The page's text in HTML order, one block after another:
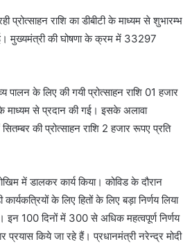
प्रोत्साहन राशि का डीबीटी के माध्यम से शुभारम्भ
मुख्यमंत्री की घोषणा के क्रम में 33297
पालन के लिए की गयी प्रोत्साहन राशि 01 हजार
के माध्यम से प्रदान की गई। इसके अलावा
की प्रोत्साहन राशि 2 हजार रूपए प्रति
में डालकर कार्य किया। कोविड के दौरान
के लिए हितों के लिए बड़ा निर्णय लिया
इन 100 दिनों में 300 से अधिक महत्वपूर्ण निर्णय
किये जा रहे हैं। प्रधानमंत्री नरेन्द्र मोदी